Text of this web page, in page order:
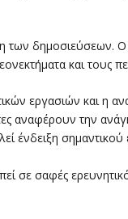
των δημοσιεύσεων.
και τους
εργασιών και η
αναφέρουν την
ένδειξη σημαντικού
σε σαφές